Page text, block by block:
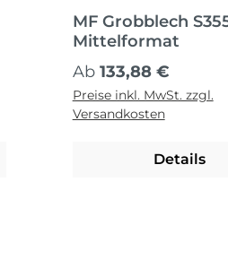
MF Grobblech
Mittelformat
Regulärer Preis:
Ab 133,88 €
Preise inkl. MwSt. zzgl.
Versandkosten
Details